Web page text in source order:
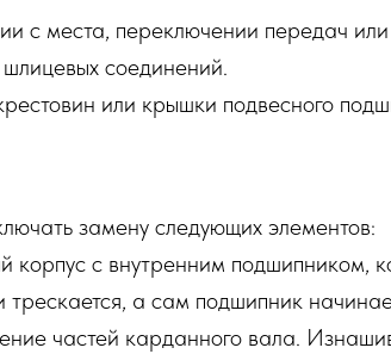
с места, переключении передач
соединений.
или крышки подвесного
замену следующих элементов:
с внутренним подшипником,
а сам подшипник
частей карданного вала.